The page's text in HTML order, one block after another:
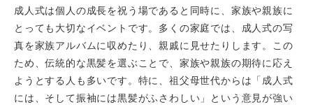
成人式は個人の成長を祝う場であると同時に、家族や親族に
とっても大切なイベントです。多くの家庭では、成人式の写
真を家族アルバムに収めたり、親戚に見せたりします。この
ため、伝統的な黒髪を選ぶことで、家族や親族の期待に応え
ようとする人も多いです。特に、祖父母世代からは「成人式
には、そして振袖には黒髪がふさわしい」という意見が強い